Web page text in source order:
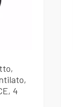
4